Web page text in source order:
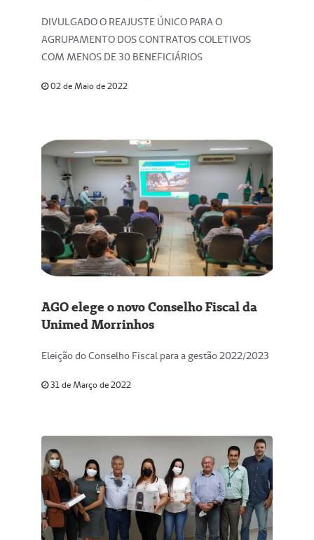
DIVULGADO O REAJUSTE ÚNICO PARA O
AGRUPAMENTO DOS CONTRATOS COLETIVOS
COM MENOS DE 30 BENEFICIÁRIOS
02 de Maio de 2022
AGO elege o novo Conselho Fiscal da
Unimed Morrinhos
Eleição do Conselho Fiscal para a gestão 2022/2023
31 de Março de 2022